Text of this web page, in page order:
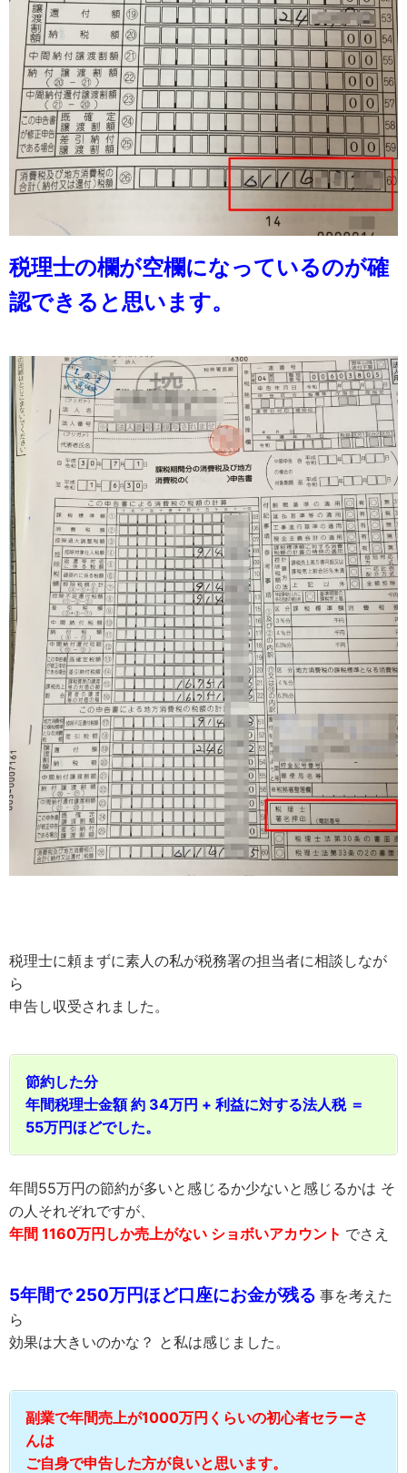
税理士の欄が空欄になっているのが確
認できると思います。
税理士に頼まずに素人の私が税務署の担当者に相談しなが
ら
申告し収受されました。
節約した分
年間税理士金額 約 34万円 + 利益に対する法人税 ＝
55万円ほどでした。
年間55万円の節約が多いと感じるか少ないと感じるかは そ
の人それぞれですが、
年間 1160万円しか売上がない ショボいアカウント でさえ
5年間で 250万円ほど口座にお金が残る 事を考えた
ら
効果は大きいのかな？ と私は感じました。
副業で年間売上が1000万円くらいの初心者セラーさ
んは
ご自身で申告した方が良いと思います。